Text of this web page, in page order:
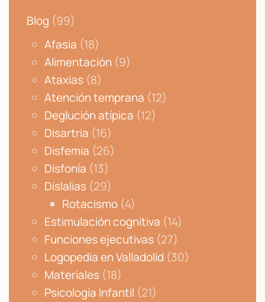
Blog (99)
Afasia (18)
Alimentación (9)
Ataxias (8)
Atención temprana (12)
Deglución atípica (12)
Disartria (16)
Disfemia (26)
Disfonía (13)
Dislalias (29)
Rotacismo (4)
Estimulación cognitiva (14)
Funciones ejecutivas (27)
Logopedia en Valladolid (30)
Materiales (18)
Psicología Infantil (21)